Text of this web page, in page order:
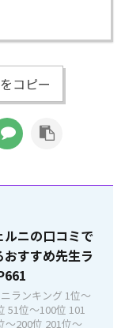
コピー
ニの口コミで
おすすめ先生ラ
ランキング 1位〜
51位〜100位 101
〜200位 201位〜